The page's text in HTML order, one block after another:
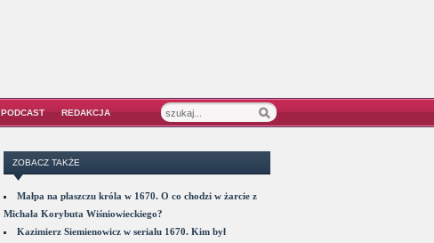
PODCAST REDAKCJA
ZOBACZ TAKŻE
Małpa na płaszczu króla w 1670. O co chodzi w żarcie z
Michała Korybuta Wiśniowieckiego?
Kazimierz Siemienowicz w serialu 1670. Kim był